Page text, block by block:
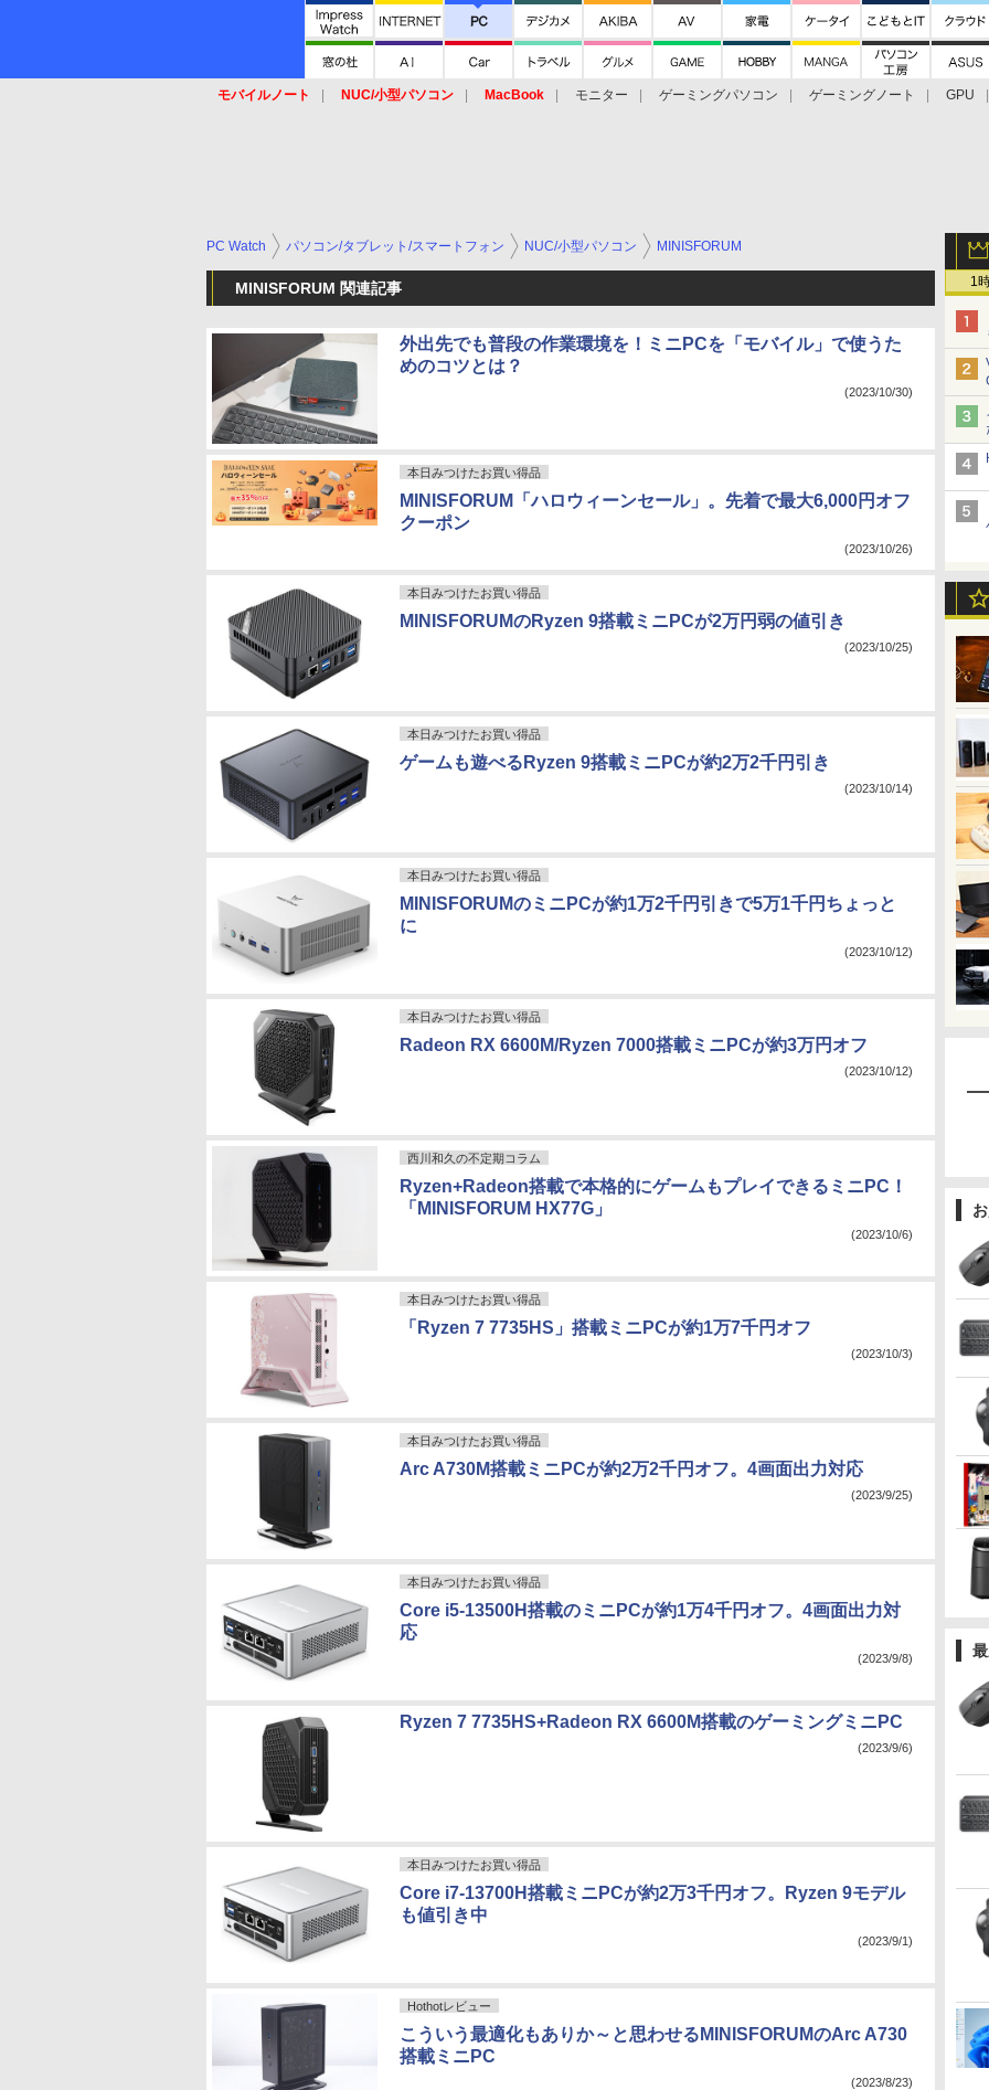
モバイルノート NUC/小型パソコン MacBook モニター ゲーミングパソコン ゲーミングノート
GPU
1
PC Watch パソコン/タブレット/スマートフォン NUC/小型パソコン MINISFORUM
MINISFORUM 関連記事
外出先でも普段の作業環境を！ミニPCを「モバイル」で使うた
めのコツとは？
(2023/10/30)
本日みつけたお買い得品
MINISFORUM「ハロウィーンセール」。先着で最大6,000円オフ
クーポン
(2023/10/26)
本日みつけたお買い得品
MINISFORUMのRyzen 9搭載ミニPCが2万円弱の値引き
(2023/10/25)
本日みつけたお買い得品
ゲームも遊べるRyzen 9搭載ミニPCが約2万2千円引き
(2023/10/14)
本日みつけたお買い得品
MINISFORUMのミニPCが約1万2千円引きで5万1千円ちょっと
に
(2023/10/12)
本日みつけたお買い得品
Radeon RX 6600M/Ryzen 7000搭載ミニPCが約3万円オフ
(2023/10/12)
西川和久の不定期コラム
Ryzen+Radeon搭載で本格的にゲームもプレイできるミニPC！
「MINISFORUM HX77G」
(2023/10/6)
本日みつけたお買い得品
「Ryzen 7 7735HS」搭載ミニPCが約1万7千円オフ
(2023/10/3)
本日みつけたお買い得品
Arc A730M搭載ミニPCが約2万2千円オフ。4画面出力対応
(2023/9/25)
本日みつけたお買い得品
Core i5-13500H搭載のミニPCが約1万4千円オフ。4画面出力対
応
(2023/9/8)
Ryzen 7 7735HS+Radeon RX 6600M搭載のゲーミングミニPC
(2023/9/6)
本日みつけたお買い得品
Core i7-13700H搭載ミニPCが約2万3千円オフ。Ryzen 9モデル
も値引き中
(2023/9/1)
Hothotレビュー
こういう最適化もありか～と思わせるMINISFORUMのArc A730
搭載ミニPC
(2023/8/23)